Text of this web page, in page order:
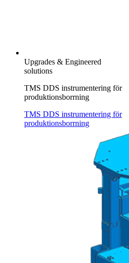
Upgrades & Engineered
solutions
TMS DDS instrumentering för
produktionsborrning
TMS DDS instrumentering för
produktionsborrning